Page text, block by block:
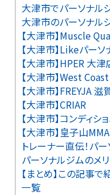
大津市でパーソナル
大津市のパーソナル
【大津市】Muscle
【大津市】Likeパーソ
【大津市】HPER 大津
【大津市】West Coast
【大津市】FREYJA
【大津市】CRIAR
【大津市】コンディ
【大津市】皇子山MMA
トレーナー直伝！パ
パーソナルジムのメリ
【まとめ】この記事
一覧